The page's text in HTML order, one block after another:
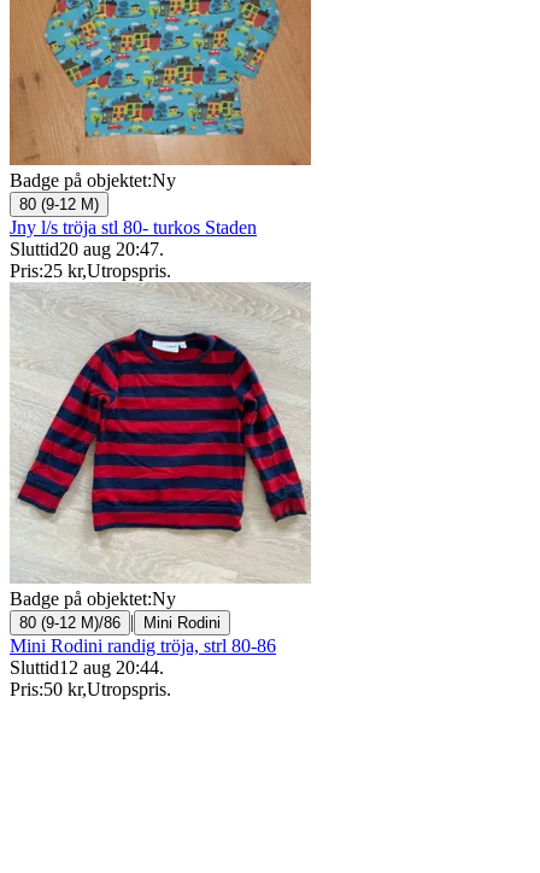
Badge på objektet:Ny
80 (9-12 M)
Jny l/s tröja stl 80- turkos Staden
Sluttid20 aug 20:47.
Pris:25 kr,Utropspris.
Badge på objektet:Ny
80 (9-12 M)/86 | Mini Rodini
Mini Rodini randig tröja, strl 80-86
Sluttid12 aug 20:44.
Pris:50 kr,Utropspris.